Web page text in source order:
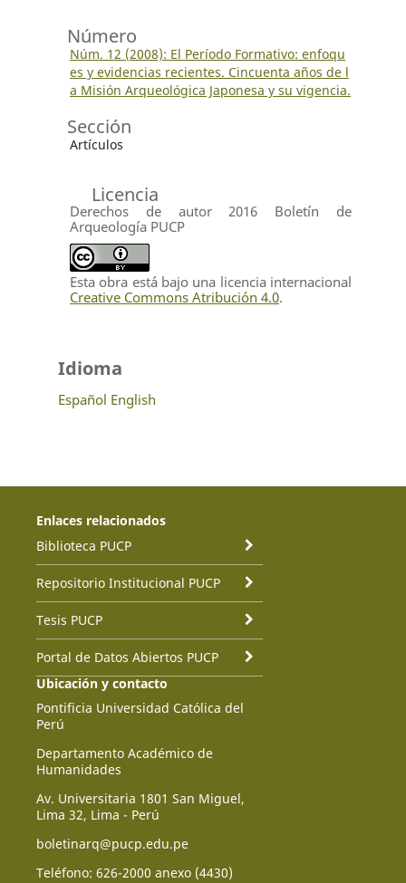
Número
Núm. 12 (2008): El Período Formativo: enfoqu
es y evidencias recientes. Cincuenta años de l
a Misión Arqueológica Japonesa y su vigencia.
Sección
Artículos
Licencia
Derechos de autor 2016 Boletín de
Arqueología PUCP
Esta obra está bajo una licencia internacional
Creative Commons Atribución 4.0.
Idioma
Español English
Enlaces relacionados
Biblioteca PUCP
Repositorio Institucional PUCP
Tesis PUCP
Portal de Datos Abiertos PUCP
Ubicación y contacto
Pontificia Universidad Católica del
Perú
Departamento Académico de
Humanidades
Av. Universitaria 1801 San Miguel,
Lima 32, Lima - Perú
boletinarq@pucp.edu.pe
Teléfono: 626-2000 anexo (4430)